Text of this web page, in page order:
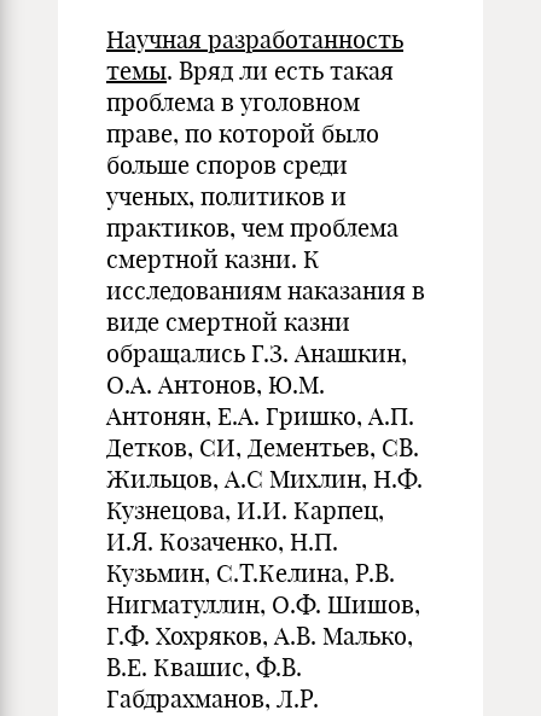
Научная разработанность
темы. Вряд ли есть такая
проблема в уголовном
праве, по которой было
больше споров среди
ученых, политиков и
практиков, чем проблема
смертной казни. К
исследованиям наказания в
виде смертной казни
обращались Г.З. Анашкин,
О.А. Антонов, Ю.М.
Антонян, Е.А. Гришко, А.П.
Детков, СИ, Дементьев, СВ.
Жильцов, А.С Михлин, Н.Ф.
Кузнецова, И.И. Карпец,
И.Я. Козаченко, Н.П.
Кузьмин, С.Т.Келина, Р.В.
Нигматуллин, О.Ф. Шишов,
Г.Ф. Хохряков, А.В. Малько,
В.Е. Квашис, Ф.В.
Габдрахманов, Л.Р.